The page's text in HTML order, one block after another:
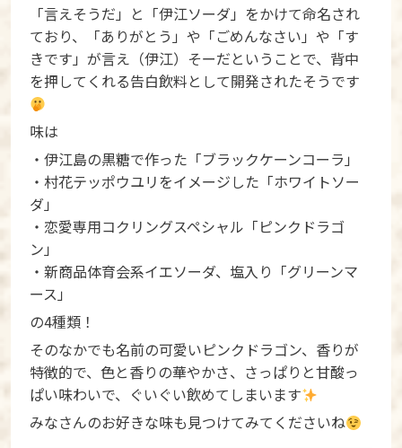
「言えそうだ」と「伊江ソーダ」をかけて命名され
ており、「ありがとう」や「ごめんなさい」や「す
きです」が言え（伊江）そーだということで、背中
を押してくれる告白飲料として開発されたそうです
味は
・伊江島の黒糖で作った「ブラックケーンコーラ」
・村花テッポウユリをイメージした「ホワイトソー
ダ」
・恋愛専用コクリングスペシャル「ピンクドラゴ
ン」
・新商品体育会系イエソーダ、塩入り「グリーンマ
ース」
の4種類！
そのなかでも名前の可愛いピンクドラゴン、香りが
特徴的で、色と香りの華やかさ、さっぱりと甘酸っ
ぱい味わいで、ぐいぐい飲めてしまいます
みなさんのお好きな味も見つけてみてくださいね